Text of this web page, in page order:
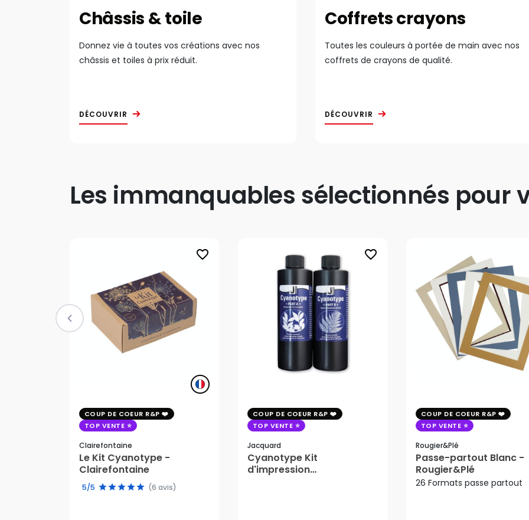
Châssis & toile
Donnez vie à toutes vos créations avec nos
châssis et toiles à prix réduit.
DÉCOUVRIR
Coffrets crayons
Toutes les couleurs à portée de main avec nos
coffrets de crayons de qualité.
DÉCOUVRIR
Les immanquables sélectionnés pour
favorite_border
COUP DE COEUR R&P
TOP VENTE
Clairefontaine
Le Kit Cyanotype -
Clairefontaine
5/5 (6 avis)
favorite_border
COUP DE COEUR R&P
TOP VENTE
Jacquard
Cyanotype Kit
d'impression
COUP DE COEUR R&P
TOP VENTE
Rougier&plé
Passe-partout Blanc -
Rougier&Plé
26 Formats passe partout
2,85 €